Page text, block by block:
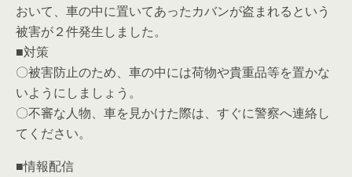
おいて、車の中に置いてあったカバンが盗まれるという
被害が２件発生しました。
■対策
〇被害防止のため、車の中には荷物や貴重品等を置かな
いようにしましょう。
〇不審な人物、車を見かけた際は、すぐに警察へ連絡し
てください。
■情報配信